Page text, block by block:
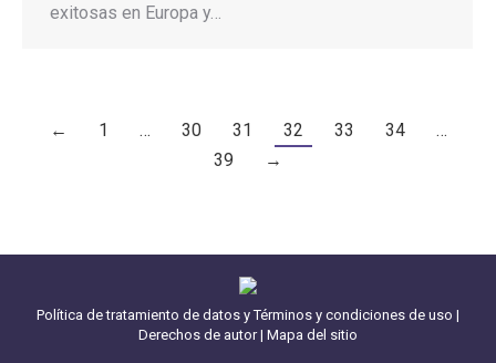
exitosas en Europa y…
← 1 … 30 31 32 33 34
…
39
→
Política de tratamiento de datos y Términos y condiciones de uso |
Derechos de autor| Mapa del sitio